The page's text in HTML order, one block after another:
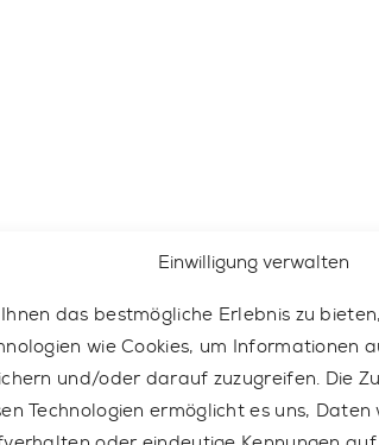
Einwilligung verwalten
das bestmögliche Erlebnis zu
wie Cookies, um Informationen
und/oder darauf zuzugreifen. Die
Technologien ermöglicht es uns, Daten